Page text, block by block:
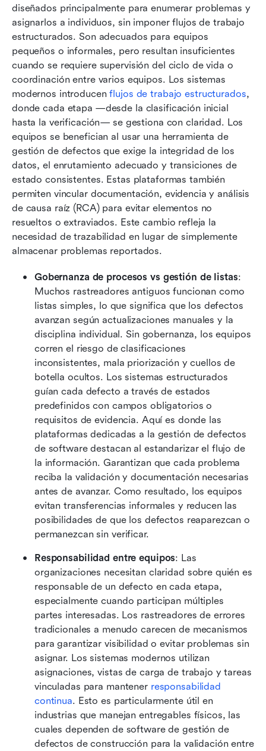
diseñados principalmente para enumerar problemas y
asignarlos a individuos, sin imponer flujos de trabajo
estructurados. Son adecuados para equipos
pequeños o informales, pero resultan insuficientes
cuando se requiere supervisión del ciclo de vida o
coordinación entre varios equipos. Los sistemas
modernos introducen flujos de trabajo estructurados,
donde cada etapa —desde la clasificación inicial
hasta la verificación— se gestiona con claridad. Los
equipos se benefician al usar una herramienta de
gestión de defectos que exige la integridad de los
datos, el enrutamiento adecuado y transiciones de
estado consistentes. Estas plataformas también
permiten vincular documentación, evidencia y análisis
de causa raíz (RCA) para evitar elementos no
resueltos o extraviados. Este cambio refleja la
necesidad de trazabilidad en lugar de simplemente
almacenar problemas reportados.
Gobernanza de procesos vs gestión de listas:
Muchos rastreadores antiguos funcionan como
listas simples, lo que significa que los defectos
avanzan según actualizaciones manuales y la
disciplina individual. Sin gobernanza, los equipos
corren el riesgo de clasificaciones
inconsistentes, mala priorización y cuellos de
botella ocultos. Los sistemas estructurados
guían cada defecto a través de estados
predefinidos con campos obligatorios o
requisitos de evidencia. Aquí es donde las
plataformas dedicadas a la gestión de defectos
de software destacan al estandarizar el flujo de
la información. Garantizan que cada problema
reciba la validación y documentación necesarias
antes de avanzar. Como resultado, los equipos
evitan transferencias informales y reducen las
posibilidades de que los defectos reaparezcan o
permanezcan sin verificar.
Responsabilidad entre equipos: Las
organizaciones necesitan claridad sobre quién es
responsable de un defecto en cada etapa,
especialmente cuando participan múltiples
partes interesadas. Los rastreadores de errores
tradicionales a menudo carecen de mecanismos
para garantizar visibilidad o evitar problemas sin
asignar. Los sistemas modernos utilizan
asignaciones, vistas de carga de trabajo y tareas
vinculadas para mantener responsabilidad
continua. Esto es particularmente útil en
industrias que manejan entregables físicos, las
cuales dependen de software de gestión de
defectos de construcción para la validación entre